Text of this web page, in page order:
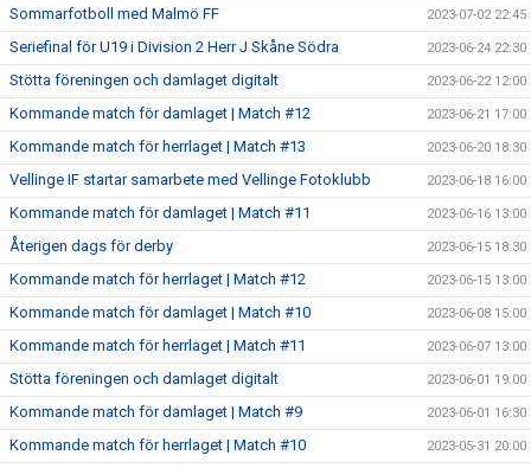
Sommarfotboll med Malmö FF 2023-07-02 22:45
Seriefinal för U19 i Division 2 Herr J Skåne Södra 2023-06-24 22:30
Stötta föreningen och damlaget digitalt 2023-06-22 12:00
Kommande match för damlaget | Match #12 2023-06-21 17:00
Kommande match för herrlaget | Match #13 2023-06-20 18:30
Vellinge IF startar samarbete med Vellinge Fotoklubb 2023-06-18 16:00
Kommande match för damlaget | Match #11 2023-06-16 13:00
Återigen dags för derby 2023-06-15 18:30
Kommande match för herrlaget | Match #12 2023-06-15 13:00
Kommande match för damlaget | Match #10 2023-06-08 15:00
Kommande match för herrlaget | Match #11 2023-06-07 13:00
Stötta föreningen och damlaget digitalt 2023-06-01 19:00
Kommande match för damlaget | Match #9 2023-06-01 16:30
Kommande match för herrlaget | Match #10 2023-05-31 20:00